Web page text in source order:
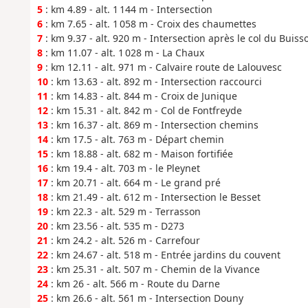
5: km 4.89 - alt. 1 144 m - Intersection
6: km 7.65 - alt. 1 058 m - Croix des chaumettes
7: km 9.37 - alt. 920 m - Intersection après le col du
8: km 11.07 - alt. 1 028 m - La Chaux
9: km 12.11 - alt. 971 m - Calvaire route de Lalouvesc
10: km 13.63 - alt. 892 m - Intersection raccourci
11 : km 14.83 - alt. 844 m - Croix de Junique
12: km 15.31 - alt. 842 m - Col de Fontfreyde
13: km 16.37 - alt. 869 m - Intersection chemins
14: km 17.5 - alt. 763 m - Départ chemin
15: km 18.88 - alt. 682 m - Maison fortifiée
16: km 19.4 - alt. 703 m - le Pleynet
17: km 20.71 - alt. 664 m - Le grand pré
18: km 21.49 - alt. 612 m - Intersection le Besset
19: km 22.3 - alt. 529 m - Terrasson
20: km 23.56 - alt. 535 m - D273
21 : km 24.2 - alt. 526 m - Carrefour
22: km 24.67 - alt. 518 m - Entrée jardins du couvent
23: km 25.31 - alt. 507 m - Chemin de la Vivance
24: km 26 - alt. 566 m - Route du Darne
25: km 26.6 - alt. 561 m - Intersection Douny